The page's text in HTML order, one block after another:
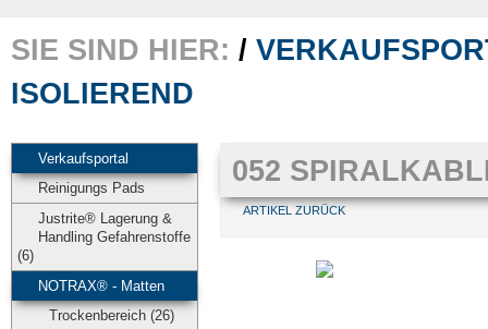
SIE SIND HIER: /
ISOLIEREND
Verkaufsportal
Reinigungs Pads
Justrite® Lagerung &
Handling Gefahrenstoffe
(6)
NOTRAX® - Matten
Trockenbereich (26)
052
ARTIKEL ZURÜCK